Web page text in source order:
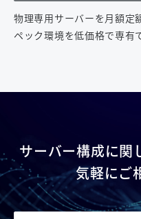
物理専用サーバーを月額定
ペック環境を低価格で専有
サーバー構成に関
気軽にご